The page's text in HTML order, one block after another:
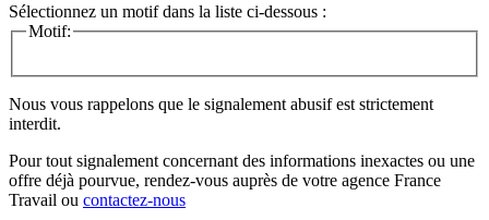
Sélectionnez un motif dans la liste ci-dessous :
Motif:
Nous vous rappelons que le signalement abusif est strictement
interdit.
Pour tout signalement concernant des informations inexactes ou une
offre déjà pourvue, rendez-vous auprès de votre agence France
Travail ou contactez-nous